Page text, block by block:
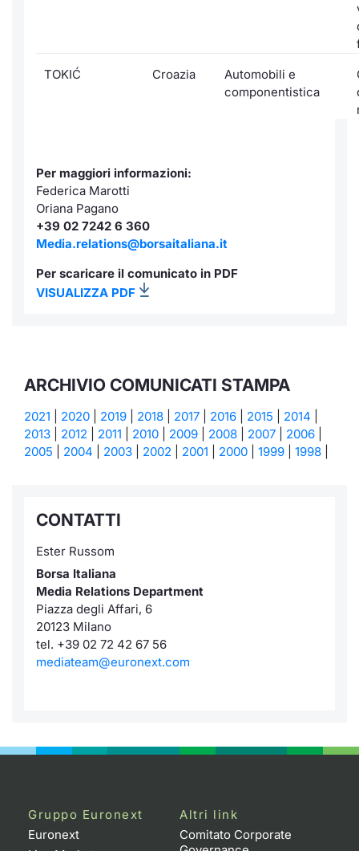
TOKIĆ
Croazia
Automobili e
componentistica
Per maggiori informazioni:
Federica Marotti
Oriana Pagano
+39 02 7242 6 360
Media.relations@borsaitaliana.it
Per scaricare il comunicato in PDF
VISUALIZZA PDF
ARCHIVIO COMUNICATI STAMPA
2021 2020 2019 2018 2017 2016 2015 2014
2013
2012 2011 2010 2009 2008 2007 2006
2005
2004 2003 2002 2001 2000 1999 1998
CONTATTI
Ester Russom
Borsa Italiana
Media Relations Department
Piazza degli Affari, 6
20123 Milano
tel. +39 02 72 42 67 56
mediateam@euronext.com
Gruppo Euronext
Euronext
Altri link
Comitato Corporate